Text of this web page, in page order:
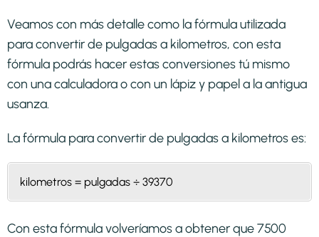
Veamos con más detalle como la fórmula utilizada
para convertir de pulgadas a kilometros, con esta
fórmula podrás hacer estas conversiones tú mismo
con una calculadora o con un lápiz y papel a la antigua
usanza.
La fórmula para convertir de pulgadas a kilometroses:
kilometros = pulgadas ÷ 39370
Con esta fórmula volveríamos a obtener que 7500